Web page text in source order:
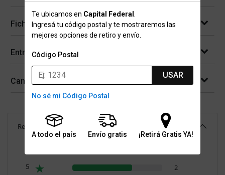
Te ubicamos en Capital Federal
Ingresá tu código postal y te mostraremos las
mejores opciones de retiro y envío.
Código Postal
USAR
No sé mi Código Postal
A todo el país Envío gratis ¡Retirá Gratis YA!
Ficha técnica
Entregas
Cambios y devoluciones
Reseñas 3)
5
2